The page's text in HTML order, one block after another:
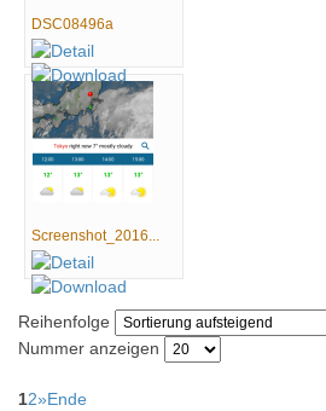
DSC08496a
Screenshot_2016...
Reihenfolge
Nummer anzeigen
12»Ende